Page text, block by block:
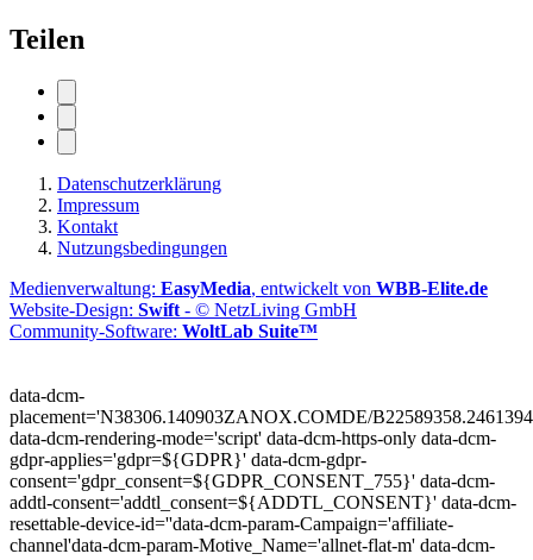
Teilen
Datenschutzerklärung
Impressum
Kontakt
Nutzungsbedingungen
Medienverwaltung: EasyMedia, entwickelt von WBB-Elite.de
Website-Design: Swift - © NetzLiving GmbH
Community-Software: WoltLab Suite™
data-dcm-
placement='N38306.140903ZANOX.COMDE/
data-dcm-rendering-mode='script' data-dcm-https-only data-dcm-
gdpr-applies='gdpr=${GDPR}' data-dcm-gdpr-
consent='gdpr_consent=${GDPR_CONSENT_755}' data-dcm-
addtl-consent='addtl_consent=${ADDTL_CONSENT}' data-dcm-
resettable-device-id=''data-dcm-param-Campaign='affiliate-
channel'data-dcm-param-Motive_Name='allnet-flat-m' data-dcm-